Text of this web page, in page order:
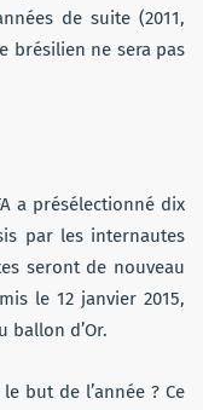
de suite (2011,
brésilien ne sera pas
a présélectionné dix
par les internautes
seront de nouveau
le 12 janvier 2015,
ballon d’Or.
but de l’année ? Ce